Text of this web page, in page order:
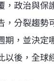
，政治與保
，分裂趨勢
期，並決定
以後，全球